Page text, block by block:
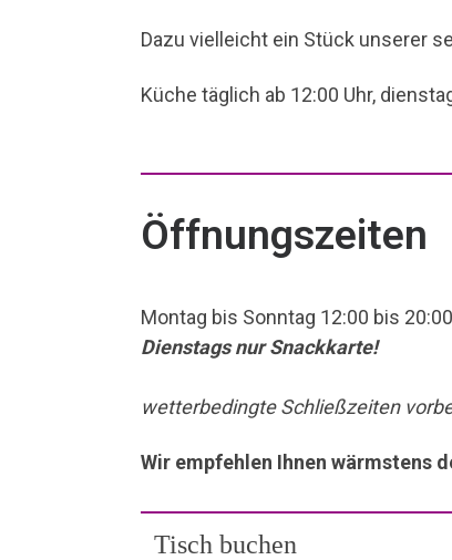
Dazu vielleicht ein Stück unserer
Küche täglich ab 12:00 Uhr,
Öffnungszeiten
Montag bis Sonntag 12:00 bis
Dienstags nur Snackkarte!
wetterbedingte Schließzeiten
Wir empfehlen Ihnen wärmstens
Tisch buchen